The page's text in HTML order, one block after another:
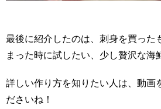
最後に紹介したのは、刺身を買った
まった時に試したい、少し贅沢な海
詳しい作り方を知りたい人は、動画
ださいね！